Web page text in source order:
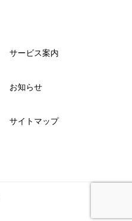
サービス案内
お知らせ
サイトマップ